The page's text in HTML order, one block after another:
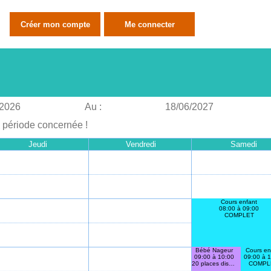
Au :
18/06/2027
concernée !
Jeudi Vendredi Samedi
Cours enfant
08:00 à 09:00
COMPLET
Bébé Nageur
09:00 à 10:00
20 places disponibles
Cours
09:00 à